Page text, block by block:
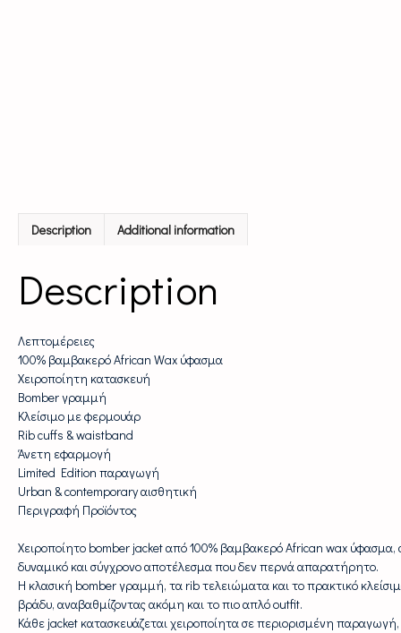
Description Additional information
Description
Λεπτομέρειες
100% βαμβακερό African Wax ύφασμα
Χειροποίητη κατασκευή
Bomber γραμμή
Κλείσιμο με φερμουάρ
Rib cuffs & waistband
Άνετη εφαρμογή
Limited Edition παραγωγή
Urban & contemporary αισθητική
Περιγραφή Προϊόντος
Χειροποίητο bomber jacket από 100% βαμβακερό African wax ύφασμα,
δυναμικό και σύγχρονο αποτέλεσμα που δεν περνά απαρατήρητο.
Η κλασική bomber γραμμή, τα rib τελειώματα και το πρακτικό
βράδυ, αναβαθμίζοντας ακόμη και το πιο απλό outfit.
Κάθε jacket κατασκευάζεται χειροποίητα σε περιορισμένη